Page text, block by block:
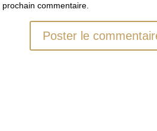
commentaire.